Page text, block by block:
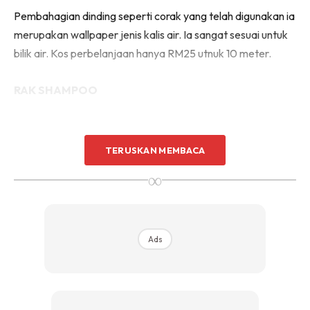
Sentuhan Midas penuh kemewahan dan elegant
untuk kediaman anda.
Rahsia dari IMPIANA, download sekarang di
Pembahagian dinding seperti corak yang telah digunakan ia
merupakan wallpaper jenis kalis air. Ia sangat sesuai untuk
bilik air. Kos perbelanjaan hanya RM25 utnuk 10 meter.
TERUSKAN MEMBACA
∞
Ads